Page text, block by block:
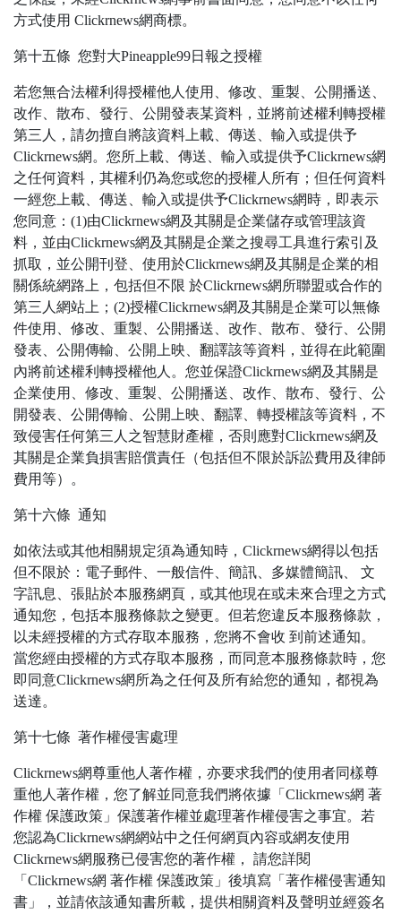
方式使用 Clickrnews網商標。
第十五條 您對大Pineapple99日報之授權
若您無合法權利得授權他人使用、修改、重製、公開播送、
改作、散布、發行、公開發表某資料，並將前述權利轉授權
第三人，請勿擅自將該資料上載、傳送、輸入或提供予
Clickrnews網。您所上載、傳送、輸入或提供予Clickrnews網
之任何資料，其權利仍為您或您的授權人所有；但任何資料
一經您上載、傳送、輸入或提供予Clickrnews網時，即表示
您同意：(1)由Clickrnews網及其關是企業儲存或管理該資
料，並由Clickrnews網及其關是企業之搜尋工具進行索引及
抓取，並公開刊登、使用於Clickrnews網及其關是企業的相
關係統網路上，包括但不限 於Clickrnews網所聯盟或合作的
第三人網站上；(2)授權Clickrnews網及其關是企業可以無條
件使用、修改、重製、公開播送、改作、散布、發行、公開
發表、公開傳輸、公開上映、翻譯該等資料，並得在此範圍
內將前述權利轉授權他人。您並保證Clickrnews網及其關是
企業使用、修改、重製、公開播送、改作、散布、發行、公
開發表、公開傳輸、公開上映、翻譯、轉授權該等資料，不
致侵害任何第三人之智慧財產權，否則應對Clickrnews網及
其關是企業負損害賠償責任（包括但不限於訴訟費用及律師
費用等）。
第十六條 通知
如依法或其他相關規定須為通知時，Clickrnews網得以包括
但不限於：電子郵件、一般信件、簡訊、多媒體簡訊、 文
字訊息、張貼於本服務網頁，或其他現在或未來合理之方式
通知您，包括本服務條款之變更。但若您違反本服務條款，
以未經授權的方式存取本服務，您將不會收 到前述通知。
當您經由授權的方式存取本服務，而同意本服務條款時，您
即同意Clickrnews網所為之任何及所有給您的通知，都視為
送達。
第十七條 著作權侵害處理
Clickrnews網尊重他人著作權，亦要求我們的使用者同樣尊
重他人著作權，您了解並同意我們將依據「Clickrnews網 著
作權 保護政策」保護著作權並處理著作權侵害之事宜。若
您認為Clickrnews網網站中之任何網頁內容或網友使用
Clickrnews網服務已侵害您的著作權， 請您詳閱
「Clickrnews網 著作權 保護政策」後填寫「著作權侵害通知
書」，並請依該通知書所載，提供相關資料及聲明並經簽名